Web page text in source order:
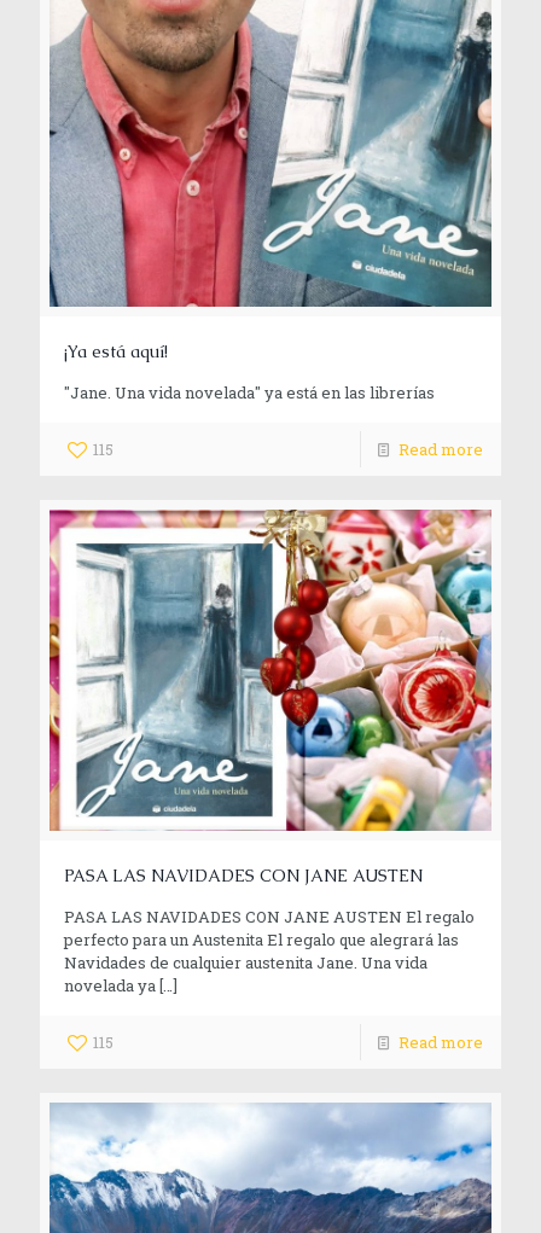
¡Ya está aquí!
"Jane. Una vida novelada" ya está en las librerías
115 Read more
PASA LAS NAVIDADES CON JANE AUSTEN
PASA LAS NAVIDADES CON JANE AUSTEN El regalo
perfecto para un Austenita El regalo que alegrará las
Navidades de cualquier austenita Jane. Una vida
novelada ya[…]
115 Read more